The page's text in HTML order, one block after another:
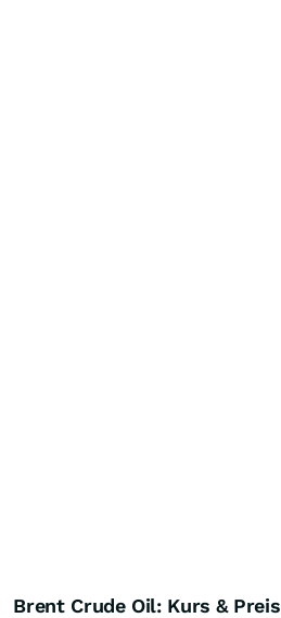
Brent Crude Oil: Kurs & Preis